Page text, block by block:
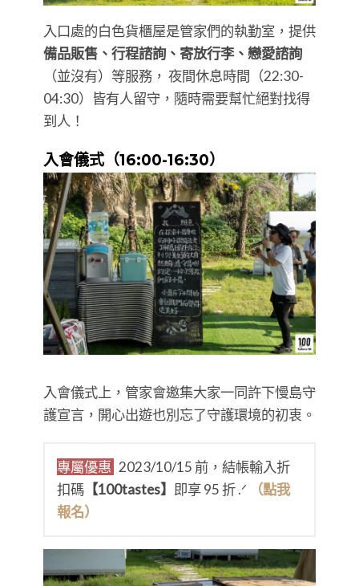
入口處的白色貨櫃屋是管家們的執勤室，提供
備品販售、行程諮詢、寄放行李、戀愛諮詢
（並沒有）等服務， 夜間休息時間（22:30-
04:30）皆有人留守，隨時需要幫忙絕對找得
到人！
入會儀式（16:00-16:30）
入會儀式上，管家會邀集大家一同許下慢島守
護宣言，開心出遊也別忘了守護環境的初衷。
專屬優惠 2023/10/15 前，結帳輸入折
扣碼 【100tastes】 即享 95 折 .ᐟ
（點我
報名）